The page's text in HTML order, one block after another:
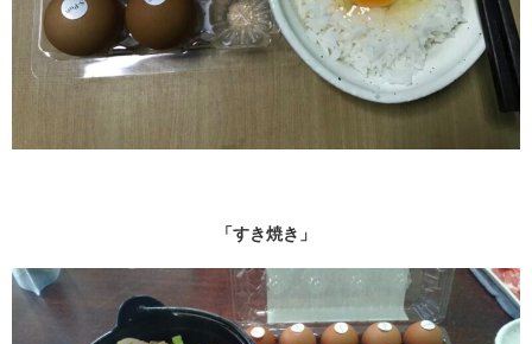
「すき焼き」